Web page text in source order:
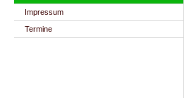
Impressum
Termine